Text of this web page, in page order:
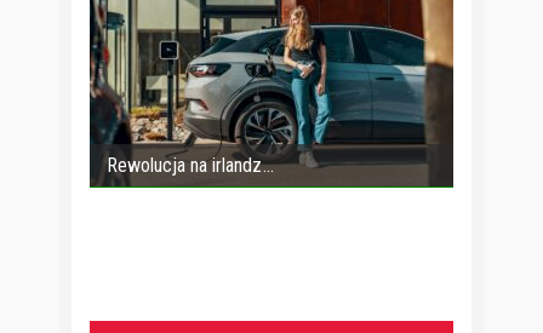
Rewolucja na irlandz